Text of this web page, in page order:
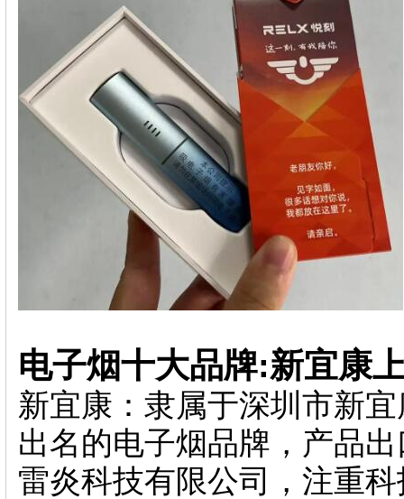
电子烟十大品牌:新宜康
新宜康：隶属于深圳市新
出名的电子烟品牌，产品
雷炎科技有限公司，注重